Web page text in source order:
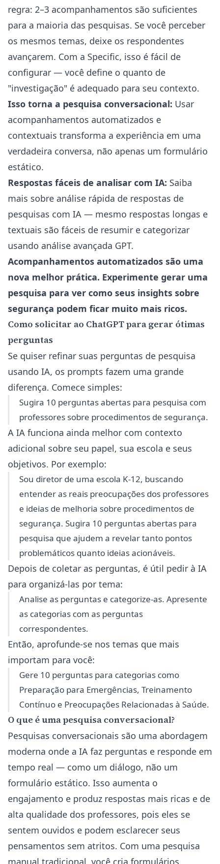
regra: 2–3 acompanhamentos são suficientes
para a maioria das pesquisas. Se você perceber
os mesmos temas, deixe os respondentes
avançarem. Com a Specific, isso é fácil de
configurar — você define o quanto de
"investigação" é adequado para seu contexto.
Isso torna a pesquisa conversacional: Usar
acompanhamentos automatizados e
contextuais transforma a experiência em uma
verdadeira conversa, não apenas um formulário
estático.
Respostas fáceis de analisar com IA: Saiba
mais sobre análise rápida de respostas de
pesquisas com IA — mesmo respostas longas e
textuais são fáceis de resumir e categorizar
usando análise avançada GPT.
Acompanhamentos automatizados são uma
nova melhor prática. Experimente gerar uma
pesquisa para ver como seus insights sobre
segurança podem ficar muito mais ricos.
Como solicitar ao ChatGPT para gerar ótimas
perguntas
Se quiser refinar suas perguntas de pesquisa
usando IA, os prompts fazem uma grande
diferença. Comece simples:
Sugira 10 perguntas abertas para pesquisa com
professores sobre procedimentos de segurança.
A IA funciona ainda melhor com contexto
adicional sobre seu papel, sua escola e seus
objetivos. Por exemplo:
Sou diretor de uma escola K-12, buscando
entender as reais preocupações dos professores
e ideias de melhoria sobre procedimentos de
segurança. Sugira 10 perguntas abertas para
pesquisa que ajudem a revelar tanto pontos
problemáticos quanto ideias acionáveis.
Depois de coletar as perguntas, é útil pedir à IA
para organizá-las por tema:
Analise as perguntas e categorize-as. Apresente
as categorias com as perguntas
correspondentes.
Então, aprofunde-se nos temas que mais
importam para você:
Gere 10 perguntas para categorias como
Preparação para Emergências, Treinamento
Contínuo e Preocupações Relacionadas à Saúde.
O que é uma pesquisa conversacional?
Pesquisas conversacionais são uma abordagem
moderna onde a IA faz perguntas e responde em
tempo real — como um diálogo, não um
formulário estático. Isso aumenta o
engajamento e produz respostas mais ricas e de
alta qualidade dos professores, pois eles se
sentem ouvidos e podem esclarecer seus
pensamentos sem atritos. Com uma pesquisa
manual tradicional, você cria formulários